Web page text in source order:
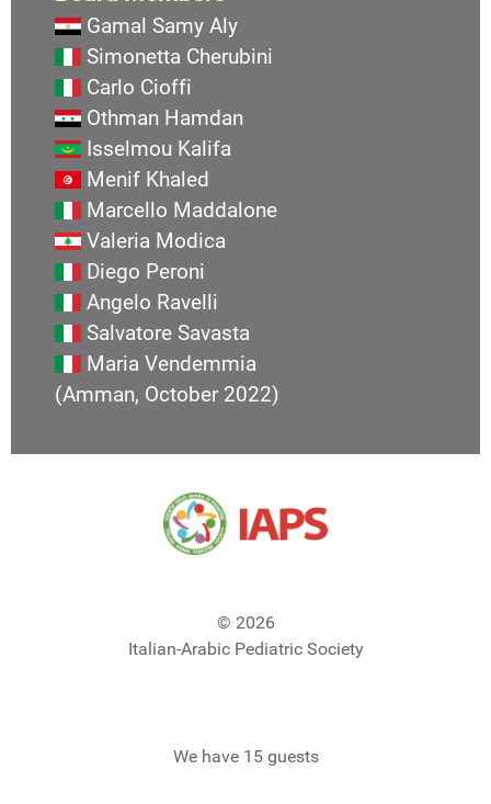
Gamal Samy Aly
Simonetta Cherubini
Carlo Cioffi
Othman Hamdan
Isselmou Kalifa
Menif Khaled
Marcello Maddalone
Valeria Modica
Diego Peroni
Angelo Ravelli
Salvatore Savasta
Maria Vendemmia
(Amman, October 2022)
© 2026
Italian-Arabic Pediatric Society
We have 15 guests